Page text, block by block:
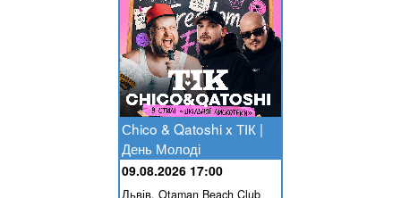
Сhico & Qatoshi x ТІК |
День Молоді
09.08.2026 17:00